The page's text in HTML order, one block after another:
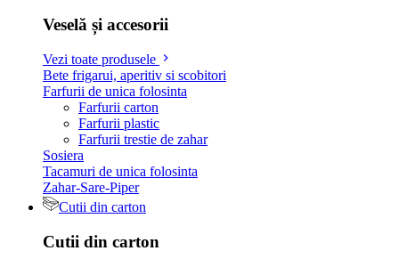
Veselă și accesorii
Vezi toate produsele
Bete frigarui, aperitiv si scobitori
Farfurii de unica folosinta
Farfurii carton
Farfurii plastic
Farfurii trestie de zahar
Sosiera
Tacamuri de unica folosinta
Zahar-Sare-Piper
Cutii din carton
Cutii din carton